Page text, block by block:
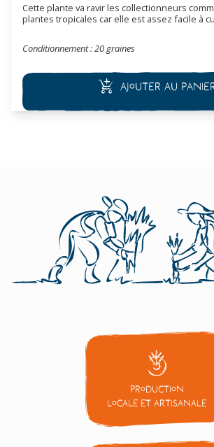
Cette plante va ravir les collectionneurs
plantes tropicales car elle est assez facile à
petite taille sont complexes. Elles ont un
incurvé, en forme de trompe recourbée,
espèce en pot de préférence ou sous abris.
Conditionnement : 20 graines
Ajouter au
Production
locale et artisanale